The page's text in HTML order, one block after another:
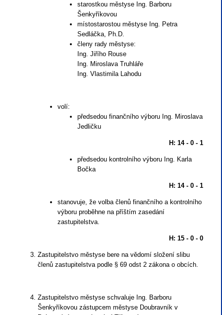
starostkou městyse Ing. Barboru
Šenkyříkovou
místostarostou městyse Ing. Petra
Sedláčka, Ph.D.
členy rady městyse:
Ing. Jiřího Rouse
Ing. Miroslava Truhláře
Ing. Vlastimila Lahodu
volí:
předsedou finančního výboru Ing. Miroslava
Jedličku
H: 14 - 0 - 1
předsedou kontrolního výboru Ing. Karla
Bočka
H: 14 - 0 - 1
stanovuje, že volba členů finančního a kontrolního
výboru proběhne na příštím zasedání
zastupitelstva.
H: 15 - 0 - 0
Zastupitelstvo městyse bere na vědomí složení slibu
členů zastupitelstva podle § 69 odst 2 zákona o obcích.
Zastupitelstvo městyse schvaluje Ing. Barboru
Šenkyříkovou zástupcem městyse Doubravník v